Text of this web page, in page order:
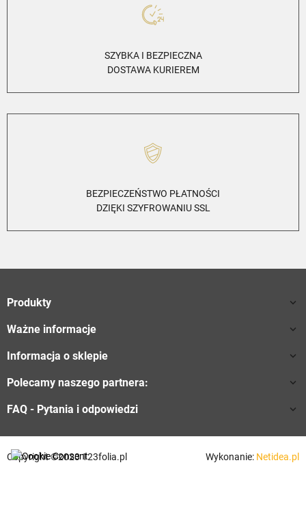
SZYBKA I BEZPIECZNA
DOSTAWA KURIEREM
BEZPIECZEŃSTWO PŁATNOŚCI
DZIĘKI SZYFROWANIU SSL
Produkty 
Ważne informacje 
Informacja o sklepie 
Polecamy naszego partnera: 
FAQ - Pytania i odpowiedzi 
Copyright ©2023 123folia.pl Wykonanie: Netidea.pl